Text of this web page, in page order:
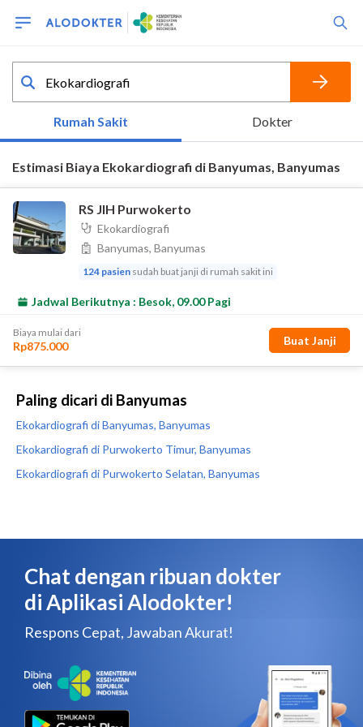
Paling dicari di Banyumas
Ekokardiografi di Banyumas, Banyumas
Ekokardiografi di Purwokerto Timur, Banyumas
Ekokardiografi di Purwokerto Selatan, Banyumas